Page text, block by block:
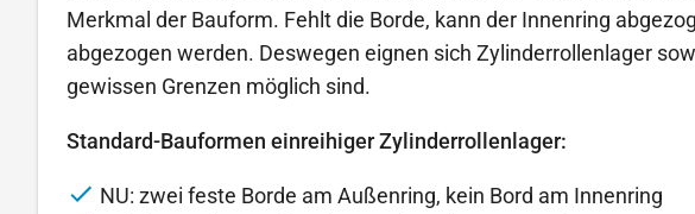
Merkmal der Bauform. Fehlt die Borde, kann der Innenring
abgezogen werden. Deswegen eignen sich Zylinderrollenlager
gewissen Grenzen möglich sind.
Standard-Bauformen einreihiger Zylinderrollenlager:
NU: zwei feste Borde am Außenring, kein Bord am Innenring